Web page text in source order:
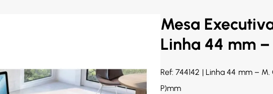
Mesa
Linha 44 mm
Ref: 744142 | Linha 44 mm –
P)mm